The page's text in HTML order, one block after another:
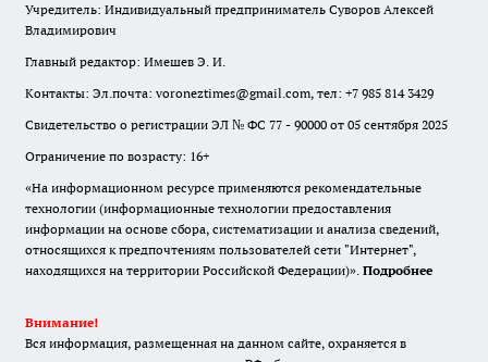
Учредитель: Индивидуальный предприниматель Суворов Алексей
Владимирович
Главный редактор: Имешев Э. И.
Контакты: Эл.почта: voroneztimes@gmail.com, тел: +7 985 814 3429
Свидетельство о регистрации ЭЛ № ФС 77 - 90000 от 05 сентября 2025
Ограничение по возрасту: 16+
«На информационном ресурсе применяются рекомендательные
технологии (информационные технологии предоставления
информации на основе сбора, систематизации и анализа сведений,
относящихся к предпочтениям пользователей сети "Интернет",
находящихся на территории Российской Федерации)». Подробнее
Внимание!
Вся информация, размещенная на данном сайте, охраняется в